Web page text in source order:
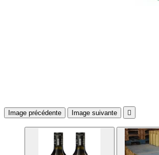
Image précédente Image suivante 